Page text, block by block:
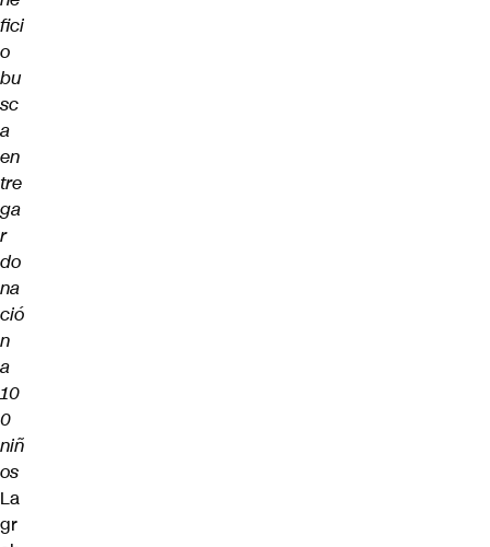
fici
o
bu
sc
a
en
tre
ga
r
do
na
ció
n
a
10
0
niñ
os
La
gr